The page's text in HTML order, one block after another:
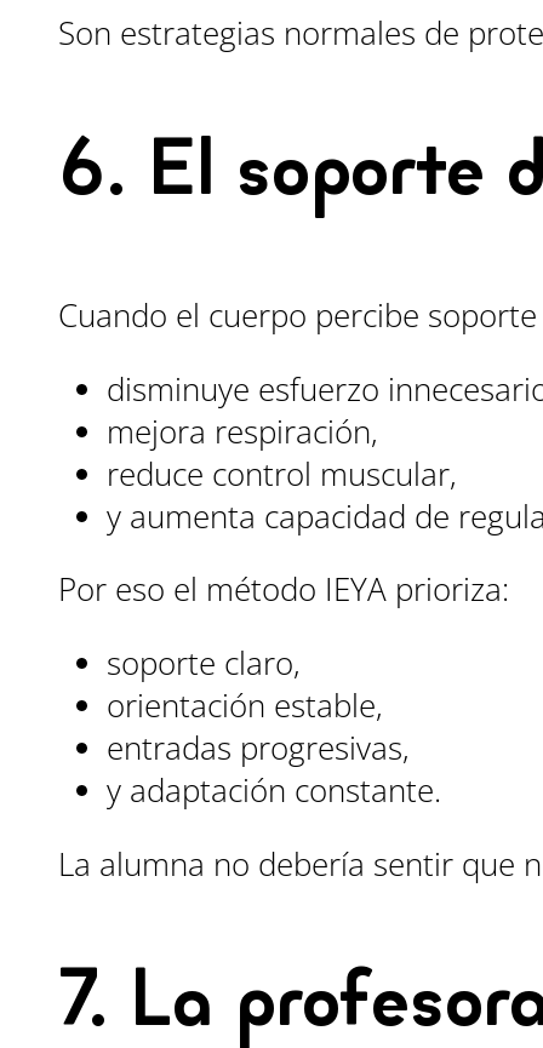
Son estrategias normales de
6. El soporte
Cuando el cuerpo percibe
disminuye esfuerzo
mejora respiración,
reduce control muscular,
y aumenta capacidad de
Por eso el método IEYA prioriza:
soporte claro,
orientación estable,
entradas progresivas,
y adaptación constante.
La alumna no debería sentir que
7. La